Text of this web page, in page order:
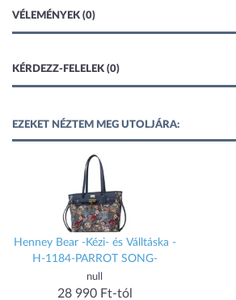
VÉLEMÉNYEK (0)
KÉRDEZZ-FELELEK (0)
EZEKET NÉZTEM MEG UTOLJÁRA:
Henney Bear -Kézi- és Válltáska -
H-1184-PARROT SONG-
null
28 990 Ft-tól